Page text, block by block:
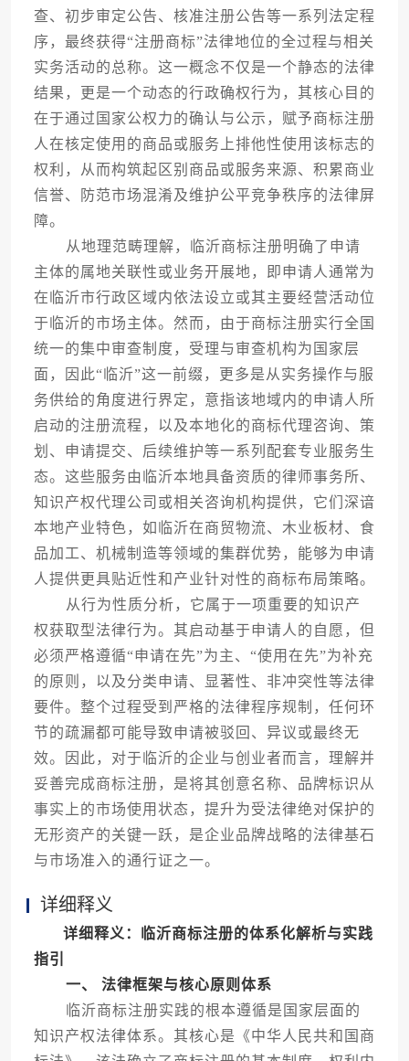
查、初步审定公告、核准注册公告等一系列法定程
序，最终获得“注册商标”法律地位的全过程与相关
实务活动的总称。这一概念不仅是一个静态的法律
结果，更是一个动态的行政确权行为，其核心目的
在于通过国家公权力的确认与公示，赋予商标注册
人在核定使用的商品或服务上排他性使用该标志的
权利，从而构筑起区别商品或服务来源、积累商业
信誉、防范市场混淆及维护公平竞争秩序的法律屏
障。
从地理范畴理解，临沂商标注册明确了申请
主体的属地关联性或业务开展地，即申请人通常为
在临沂市行政区域内依法设立或其主要经营活动位
于临沂的市场主体。然而，由于商标注册实行全国
统一的集中审查制度，受理与审查机构为国家层
面，因此“临沂”这一前缀，更多是从实务操作与服
务供给的角度进行界定，意指该地域内的申请人所
启动的注册流程，以及本地化的商标代理咨询、策
划、申请提交、后续维护等一系列配套专业服务生
态。这些服务由临沂本地具备资质的律师事务所、
知识产权代理公司或相关咨询机构提供，它们深谙
本地产业特色，如临沂在商贸物流、木业板材、食
品加工、机械制造等领域的集群优势，能够为申请
人提供更具贴近性和产业针对性的商标布局策略。
从行为性质分析，它属于一项重要的知识产
权获取型法律行为。其启动基于申请人的自愿，但
必须严格遵循“申请在先”为主、“使用在先”为补充
的原则，以及分类申请、显著性、非冲突性等法律
要件。整个过程受到严格的法律程序规制，任何环
节的疏漏都可能导致申请被驳回、异议或最终无
效。因此，对于临沂的企业与创业者而言，理解并
妥善完成商标注册，是将其创意名称、品牌标识从
事实上的市场使用状态，提升为受法律绝对保护的
无形资产的关键一跃，是企业品牌战略的法律基石
与市场准入的通行证之一。
详细释义
详细释义：临沂商标注册的体系化解析与实践
指引
一、 法律框架与核心原则体系
临沂商标注册实践的根本遵循是国家层面的
知识产权法律体系。其核心是《中华人民共和国商